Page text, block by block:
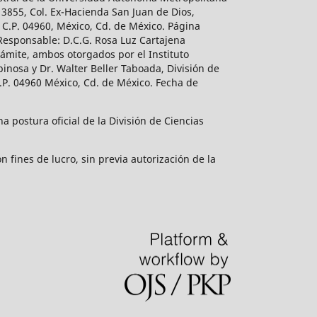
Col. Ex-Hacienda San Juan de Dios,
04960, México, Cd. de México. Página
D.C.G. Rosa Luz Cartajena
ambos otorgados por el Instituto
y Dr. Walter Beller Taboada, División de
04960 México, Cd. de México. Fecha de
postura oficial de la División de Ciencias
fines de lucro, sin previa autorización de la